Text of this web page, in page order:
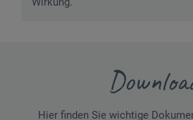
Hier finden Sie wichtige